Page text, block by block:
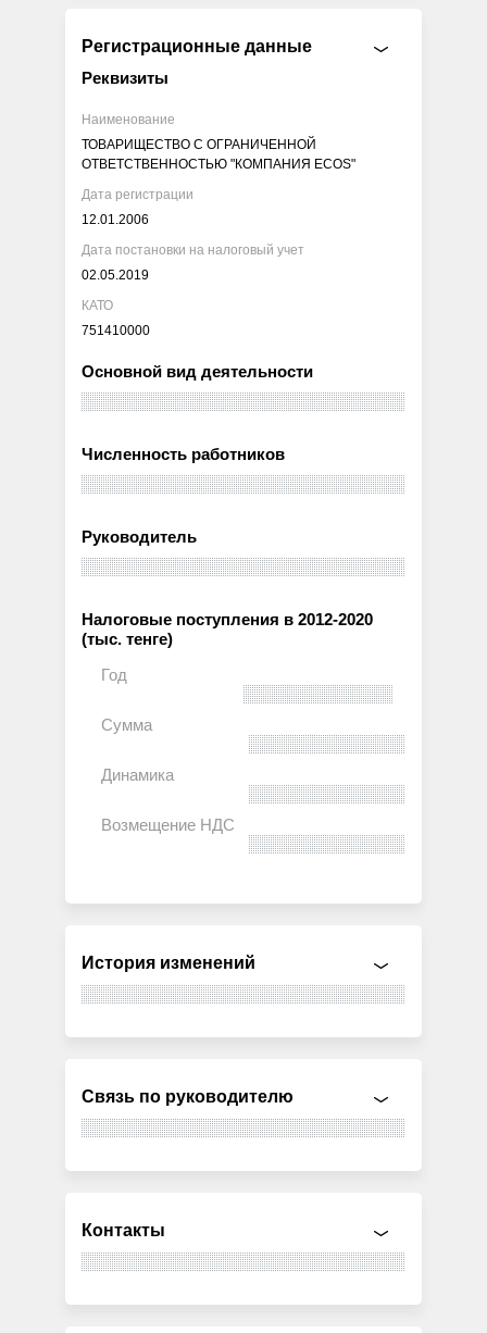
Регистрационные данные
Реквизиты
Наименование
ТОВАРИЩЕСТВО С ОГРАНИЧЕННОЙ
ОТВЕТСТВЕННОСТЬЮ "КОМПАНИЯ ECOS"
Дата регистрации
12.01.2006
Дата постановки на налоговый учет
02.05.2019
КАТО
751410000
Основной вид деятельности
Численность работников
Руководитель
Налоговые поступления в 2012-2020
(тыс. тенге)
История изменений
Связь по руководителю
Контакты